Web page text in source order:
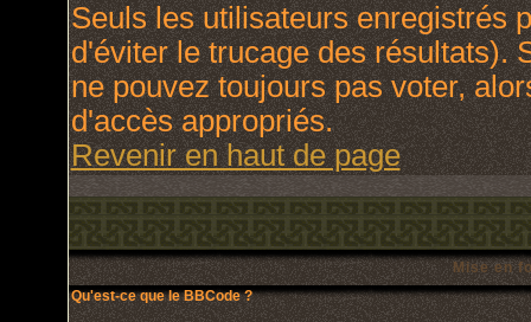
Seuls les utilisateurs enregistrés
d'éviter le trucage des résultats).
ne pouvez toujours pas voter,
d'accès appropriés.
Revenir en haut de page
Mise en
Qu'est-ce que le BBCode ?